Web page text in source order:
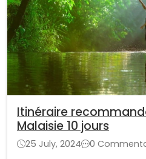
Itinéraire
Malaisie 10 jours
25 July, 2024
0